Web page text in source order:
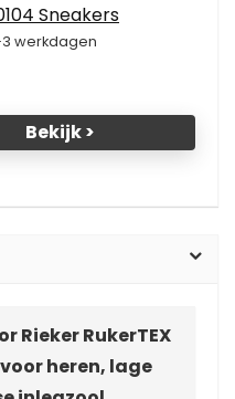
Sneakers
3 werkdagen
Bekijk >
Rieker RukerTEX
heren, lage